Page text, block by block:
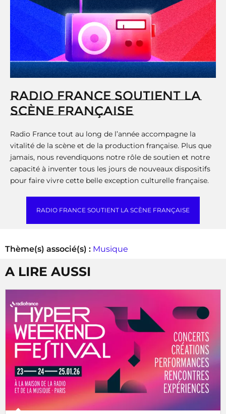
RADIO FRANCE SOUTIENT LA
SCÈNE FRANÇAISE
Radio France tout au long de l’année accompagne la
vitalité de la scène et de la production française. Plus que
jamais, nous revendiquons notre rôle de soutien et notre
capacité à inventer tous les jours de nouveaux dispositifs
pour faire vivre cette belle exception culturelle française.
RADIO FRANCE SOUTIENT LA SCÈNE FRANÇAISE
Thème(s) associé(s) : Musique
A LIRE AUSSI